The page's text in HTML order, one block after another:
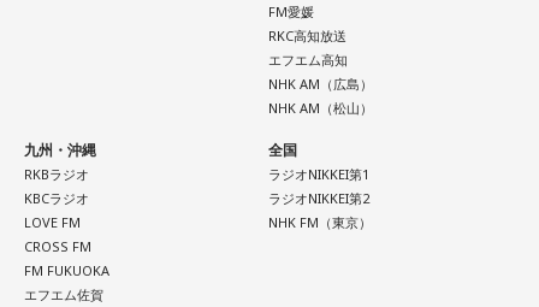
FM愛媛
RKC高知放送
エフエム高知
NHK AM（広島）
NHK AM（松山）
九州・沖縄
RKBラジオ
KBCラジオ
LOVE FM
CROSS FM
FM FUKUOKA
エフエム佐賀
全国
ラジオNIKKEI第1
ラジオNIKKEI第2
NHK FM（東京）